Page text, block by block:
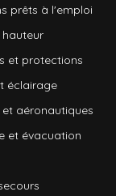
prêts à l'emploi
hauteur
et protections
éclairage
et aéronautiques
et évacuation